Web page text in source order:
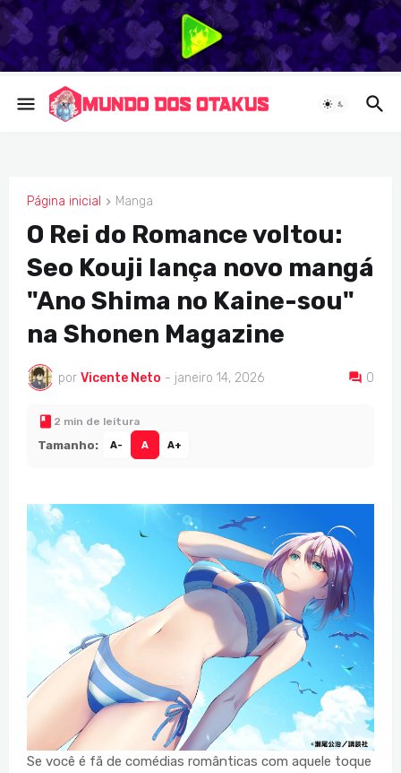
Página inicial Manga
MANGA
O Rei do Romance voltou:
Seo Kouji lança novo mangá
"Ano Shima no Kaine-sou"
na Shonen Magazine
por Vicente Neto - janeiro 14, 2026 0
2 min de leitura
Tamanho: A- A A+
Se você é fã de comédias românticas com aquele toque